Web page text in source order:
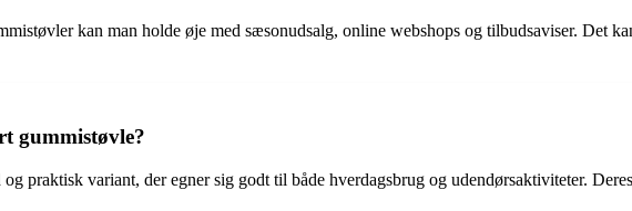
kan man holde øje med sæsonudsalg, online webshops og tilbudsaviser. Det
gummistøvle?
praktisk variant, der egner sig godt til både hverdagsbrug og udendørsaktiviteter.